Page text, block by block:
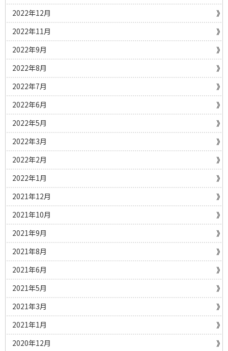
2022年12月
2022年11月
2022年9月
2022年8月
2022年7月
2022年6月
2022年5月
2022年3月
2022年2月
2022年1月
2021年12月
2021年10月
2021年9月
2021年8月
2021年6月
2021年5月
2021年3月
2021年1月
2020年12月